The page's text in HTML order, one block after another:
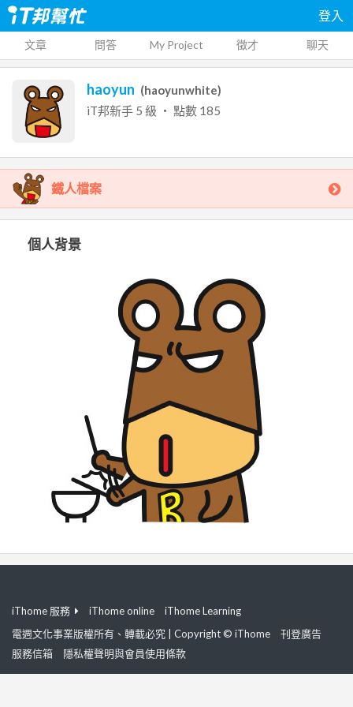
登入
文章 問答 My Project 徵才 聊天
haoyun (haoyunwhite)
iT邦新手 5 級 ‧ 點數 185
鐵人檔案
個人背景
iThome 服務 iThome online
iThome Learning
電週文化事業版權所有、轉載必究 | Copyright © iThome
刊登廣告
服務信箱
隱私權聲明與會員使用條款